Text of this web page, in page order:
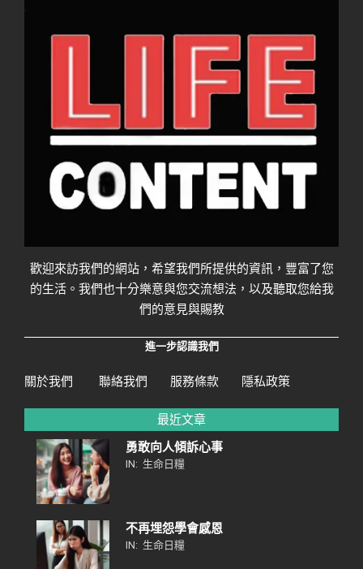
歡迎來訪我們的網站，希望我們所提供的資訊，豐富了您
的生活。我們也十分樂意與您交流想法，以及聽取您給我
們的意見與賜教
進一步認識我們
關於我們 聯絡我們 服務條款 隱私政策
最近文章
勇敢向人傾訴心事
IN: 生命日糧
不再埋怨學會感恩
IN: 生命日糧